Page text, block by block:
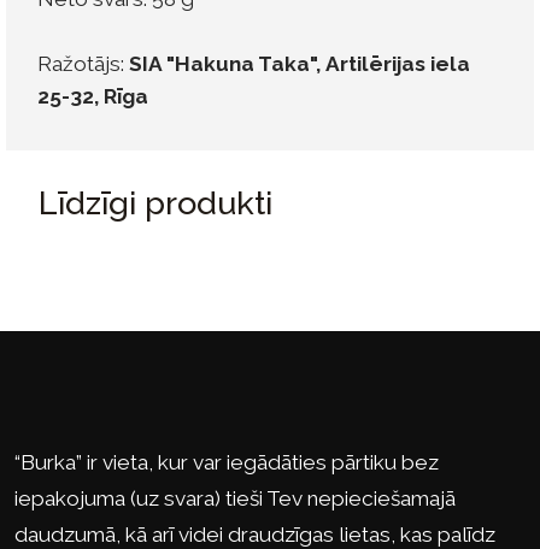
Ražotājs: SIA "Hakuna Taka", Artilērijas iela
25-32, Rīga
Līdzīgi produkti
“Burka” ir vieta, kur var iegādāties pārtiku bez
iepakojuma (uz svara) tieši Tev nepieciešamajā
daudzumā, kā arī videi draudzīgas lietas, kas palīdz